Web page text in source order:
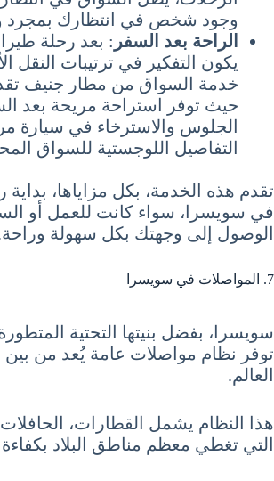
وجود شخص في انتظارك بمجرد
الراحة بعد السفر : بعد رحلة
يكون التفكير في ترتيبات النقل
خدمة السواق من مطار جنيف تقدم
حيث توفر استراحة مريحة بعد
الجلوس والاسترخاء في سيارة
التفاصيل اللوجستية للسواق
تقدم هذه الخدمة، بكل مزاياها، بداية
في سويسرا، سواء كانت للعمل أو
الوصول إلى وجهتك بكل سهولة
7. المواصلات في سويسرا
سويسرا، بفضل بنيتها التحتية
توفر نظام مواصلات عامة يُعد من
العالم.
هذا النظام يشمل القطارات،
التي تغطي معظم مناطق البلاد بكفاءة